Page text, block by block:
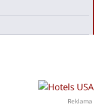
Reklama